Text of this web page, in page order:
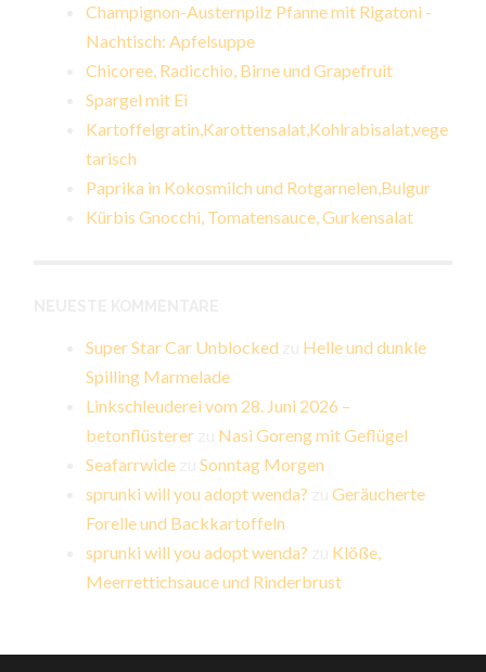
Champignon-Austernpilz Pfanne mit Rigatoni -
Nachtisch: Apfelsuppe
Chicoree, Radicchio, Birne und Grapefruit
Spargel mit Ei
Kartoffelgratin,Karottensalat,Kohlrabisalat,vege
tarisch
Paprika in Kokosmilch und Rotgarnelen,Bulgur
Kürbis Gnocchi, Tomatensauce, Gurkensalat
Super Star Car Unblocked
Helle und dunkle
Spilling Marmelade
Linkschleuderei vom 28. Juni 2026 –
betonflüsterer
Nasi Goreng mit Geflügel
Seafarrwide zuSonntag Morgen
sprunki will you adopt wenda? zuGeräucherte
Forelle und Backkartoffeln
sprunki will you adopt wenda?
Klöße,
Meerrettichsauce und Rinderbrust